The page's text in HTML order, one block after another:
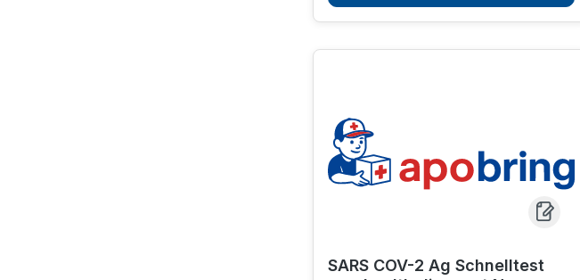
SARS COV-2 Ag Schnelltest